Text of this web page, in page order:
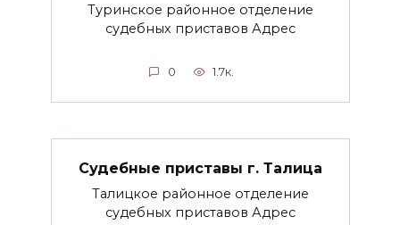
Туринское районное отделение
судебных приставов Адрес
0 1.7к.
Судебные приставы г. Талица
Талицкое районное отделение
судебных приставов Адрес